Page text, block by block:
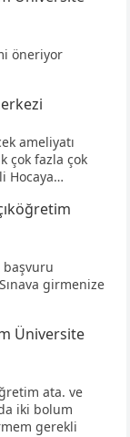
öneriyor
ameliyatı
çok fazla çok
Hocaya…
başvuru
girmenize
Üniversite
ata. ve
iki bolum
gerekli